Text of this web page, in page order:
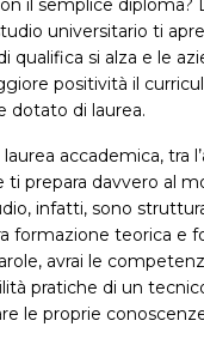
universitario ti
qualifica si alza e le
positività il
dotato di laurea.
accademica, tra
ti prepara davvero al
infatti, sono
formazione teorica e
avrai le
pratiche di un
le proprie